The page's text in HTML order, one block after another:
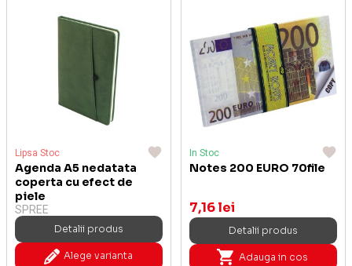
Lipsa Stoc
Agenda A5 nedatata
coperta cu efect de
piele
SPREE
Detalii produs
Alege varianta
In Stoc
Notes 200 EURO 70file
7,16 lei
Detalii produs
Adauga in cos